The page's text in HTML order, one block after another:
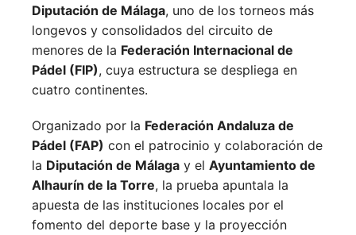
Diputación de Málaga, uno de los torneos más
longevos y consolidados del circuito de
menores de la Federación Internacional de
Pádel (FIP), cuya estructura se despliega en
cuatro continentes.
Organizado por la Federación Andaluza de
Pádel (FAP) con el patrocinio y colaboración de
la Diputación de Málaga y el Ayuntamiento de
Alhaurín de la Torre, la prueba apuntala la
apuesta de las instituciones locales por el
fomento del deporte base y la proyección